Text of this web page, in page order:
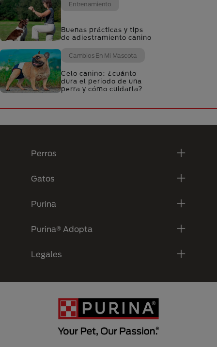
Entrenamiento
Buenas prácticas y tips
de adiestramiento canino
Cambios En Mi Mascota
Celo canino: ¿cuánto
dura el periodo de una
perra y cómo cuidarla?
Perros
Gatos
Purina
Purina® Adopta
Legales